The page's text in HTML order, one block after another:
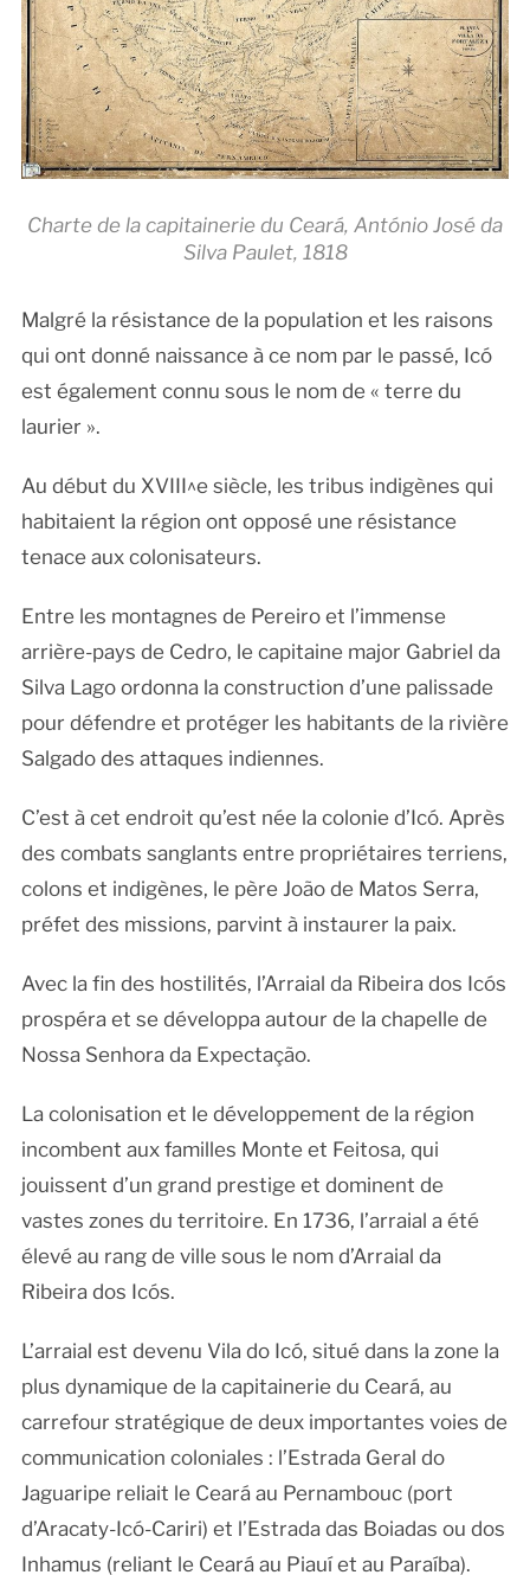
Charte de la capitainerie du Ceará, António José da
Silva Paulet, 1818
Malgré la résistance de la population et les raisons
qui ont donné naissance à ce nom par le passé, Icó
est également connu sous le nom de « terre du
laurier ».
Au début du XVIII^e siècle, les tribus indigènes qui
habitaient la région ont opposé une résistance
tenace aux colonisateurs.
Entre les montagnes de Pereiro et l’immense
arrière-pays de Cedro, le capitaine major Gabriel da
Silva Lago ordonna la construction d’une palissade
pour défendre et protéger les habitants de la rivière
Salgado des attaques indiennes.
C’est à cet endroit qu’est née la colonie d’Icó. Après
des combats sanglants entre propriétaires terriens,
colons et indigènes, le père João de Matos Serra,
préfet des missions, parvint à instaurer la paix.
Avec la fin des hostilités, l’Arraial da Ribeira dos Icós
prospéra et se développa autour de la chapelle de
Nossa Senhora da Expectação.
La colonisation et le développement de la région
incombent aux familles Monte et Feitosa, qui
jouissent d’un grand prestige et dominent de
vastes zones du territoire. En 1736, l’arraial a été
élevé au rang de ville sous le nom d’Arraial da
Ribeira dos Icós.
L’arraial est devenu Vila do Icó, situé dans la zone la
plus dynamique de la capitainerie du Ceará, au
carrefour stratégique de deux importantes voies de
communication coloniales : l’Estrada Geral do
Jaguaripe reliait le Ceará au Pernambouc (port
d’Aracaty-Icó-Cariri) et l’Estrada das Boiadas ou dos
Inhamus (reliant le Ceará au Piauí et au Paraíba).